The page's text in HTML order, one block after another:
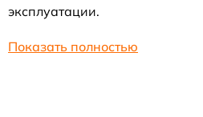
эксплуатации.
Показать полностью